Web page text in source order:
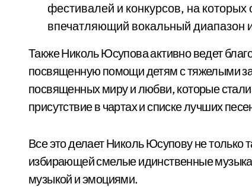
фестивалей и конкурсов, на
впечатляющий вокальный диапазон
Также Николь Юсупова активно ведет
посвященную помощи детям с тяжелыми
посвященных миру и любви, которые
присутствие в чартах и списке лучших
Все это делает Николь Юсупову не только
избирающей смелые идинственные
музыкой и эмоциями.